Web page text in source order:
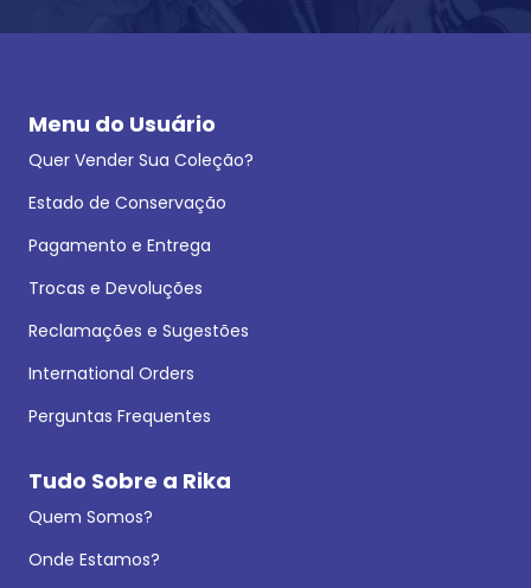
Menu do Usuário
Quer Vender Sua Coleção?
Estado de Conservação
Pagamento e Entrega
Trocas e Devoluções
Reclamações e Sugestões
International Orders
Perguntas Frequentes
Tudo Sobre a Rika
Quem Somos?
Onde Estamos?